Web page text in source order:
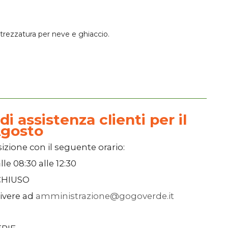
per neve e ghiaccio.
assistenza clienti per il
con il seguente orario:
08:30 alle 12:30
ad amministrazione@gogoverde.it